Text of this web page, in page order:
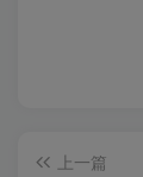
上一篇